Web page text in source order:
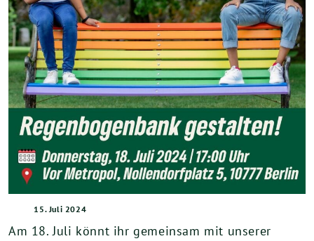
15. Juli 2024
Am 18. Juli könnt ihr gemeinsam mit unserer